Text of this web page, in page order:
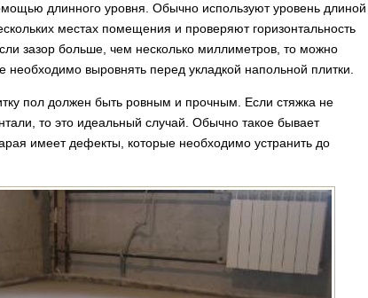
длинного уровня. Обычно используют уровень длиной
местах помещения и проверяют горизонтальность
зазор больше, чем несколько миллиметров, то можно
необходимо выровнять перед укладкой напольной плитки.
пол должен быть ровным и прочным. Если стяжка не
то это идеальный случай. Обычно такое бывает
имеет дефекты, которые необходимо устранить до